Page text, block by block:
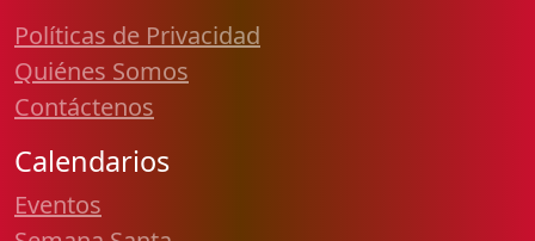
Políticas de Privacidad
Quiénes Somos
Contáctenos
Calendarios
Eventos